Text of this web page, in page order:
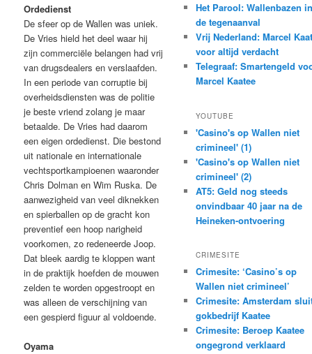
Ordedienst
De sfeer op de Wallen was uniek.
De Vries hield het deel waar hij
zijn commerciële belangen had vrij
van drugsdealers en verslaafden.
In een periode van corruptie bij
overheidsdiensten was de politie
je beste vriend zolang je maar
betaalde. De Vries had daarom
een eigen ordedienst. Die bestond
uit nationale en internationale
vechtsportkampioenen waaronder
Chris Dolman en Wim Ruska. De
aanwezigheid van veel diknekken
en spierballen op de gracht kon
preventief een hoop narigheid
voorkomen, zo redeneerde Joop.
Dat bleek aardig te kloppen want
in de praktijk hoefden de mouwen
zelden te worden opgestroopt en
was alleen de verschijning van
een gespierd figuur al voldoende.
Oyama
Het Parool: Wallenbazen in
de tegenaanval
Vrij Nederland: Marcel
voor altijd verdacht
Telegraaf: Smartengeld
Marcel Kaatee
YOUTUBE
'Casino's op Wallen niet
crimineel' (1)
'Casino's op Wallen niet
crimineel' (2)
AT5: Geld nog steeds
onvindbaar 40 jaar na de
Heineken-ontvoering
CRIMESITE
Crimesite: ‘Casino’s op
Wallen niet crimineel’
Crimesite: Amsterdam
gokbedrijf Kaatee
Crimesite: Beroep Kaatee
ongegrond verklaard